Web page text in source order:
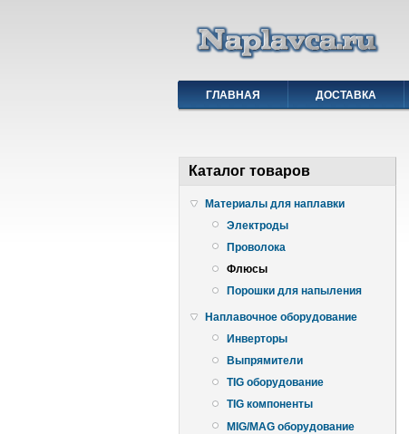
ГЛАВНАЯ ДОСТАВКА
Каталог товаров
Материалы для наплавки
Электроды
Проволока
Флюсы
Порошки для напыления
Наплавочное оборудование
Инверторы
Выпрямители
TIG оборудование
TIG компоненты
MIG/MAG оборудование